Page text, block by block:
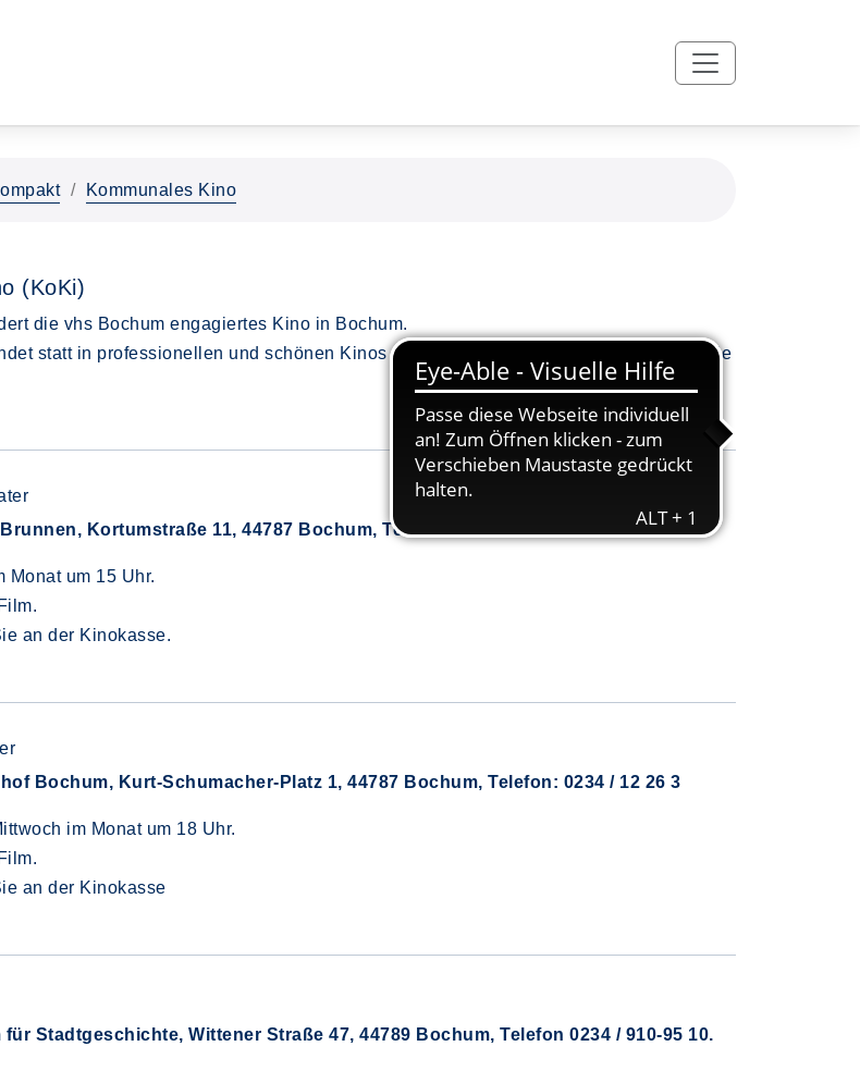
Kommunales Kino
(KoKi)
die vhs Bochum engagiertes Kino in Bochum.
statt in professionellen und schönen Kinos zu günstigen Preisen (oder kostenlos wie
Kortumstraße 11, 44787 Bochum, Telefon: 0234 / 32 59 17 7
Monat um 15 Uhr.
an der Kinokasse.
Bochum, Kurt-Schumacher-Platz 1, 44787 Bochum, Telefon: 0234 / 12 26 3
im Monat um 18 Uhr.
an der Kinokasse
Stadtgeschichte, Wittener Straße 47, 44789 Bochum, Telefon 0234 / 910-95 10.